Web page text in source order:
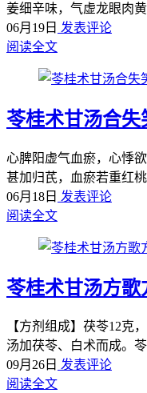
姜细辛味，气虚龙眼肉
06月19日 发表评论
阅读全文
苓桂术甘汤合失
心脾阳虚气血瘀，心悸
甚加归芪，血瘀若重红
06月18日 发表评论
阅读全文
苓桂术甘汤方
【方剂组成】茯苓12克
汤加茯苓、白术而成。
09月26日 发表评论
阅读全文